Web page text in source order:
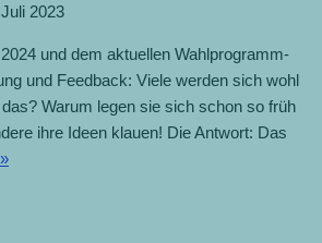
2023
und dem aktuellen Wahlprogramm-
und Feedback: Viele werden sich wohl
Warum legen sie sich schon so früh
ihre Ideen klauen! Die Antwort: Das